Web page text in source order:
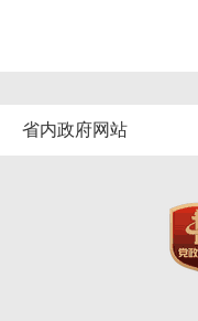
省内政府网站